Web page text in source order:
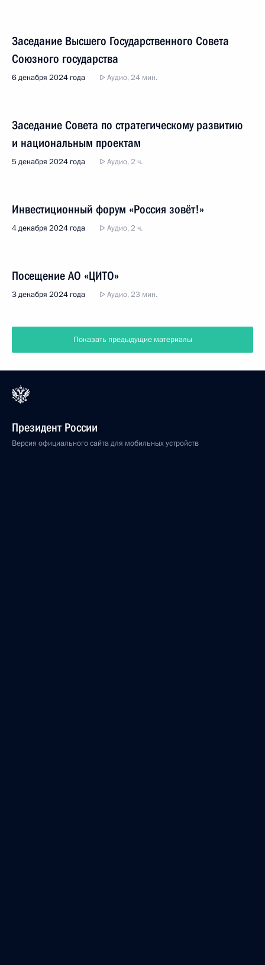
Заседание Высшего Государственного Совета
Союзного государства
6 декабря 2024 года Аудио, 24 мин.
Заседание Совета по стратегическому развитию
и национальным проектам
5 декабря 2024 года Аудио, 2 ч.
Инвестиционный форум «Россия зовёт!»
4 декабря 2024 года Аудио, 2 ч.
Посещение АО «ЦИТО»
3 декабря 2024 года Аудио, 23 мин.
Показать предыдущие материалы
Президент России
Версия официального сайта для мобильных устройств